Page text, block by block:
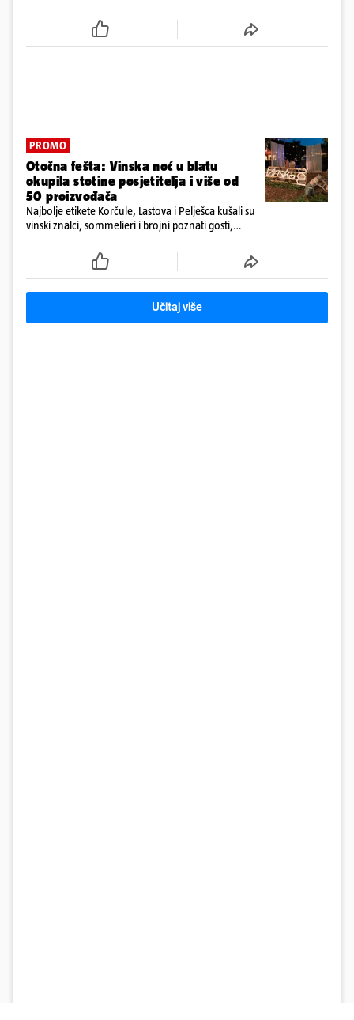
PROMO
Otočna fešta: Vinska noć u blatu
okupila stotine posjetitelja i više od
50 proizvođača
Najbolje etikete Korčule, Lastova i Pelješca kušali su
vinski znalci, sommelieri i brojni poznati gosti,
Učitaj više